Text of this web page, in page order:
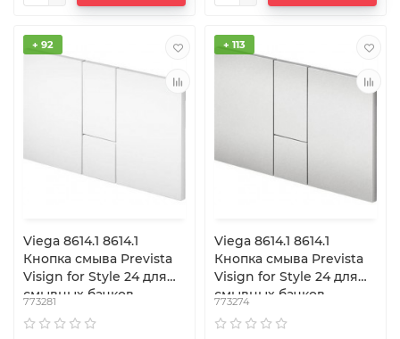
+ 92
Viega 8614.1 8614.1
Кнопка смыва Prevista
Visign for Style 24 для
смывных бачков,
белый
773281
+ 113
Viega 8614.1 8614.1
Кнопка смыва Prevista
Visign for Style 24 для
смывных бачков,
773274